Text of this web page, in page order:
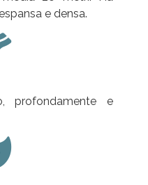
e densa.
profondamente e